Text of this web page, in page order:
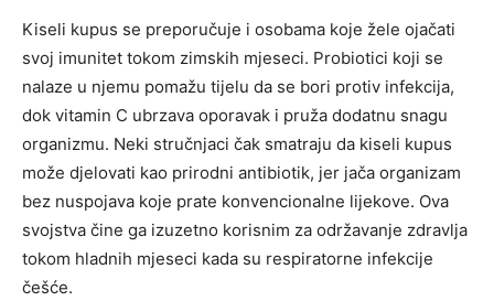
Kiseli kupus se preporučuje i osobama koje žele ojačati
svoj imunitet tokom zimskih mjeseci. Probiotici koji se
nalaze u njemu pomažu tijelu da se bori protiv infekcija,
dok vitamin C ubrzava oporavak i pruža dodatnu snagu
organizmu. Neki stručnjaci čak smatraju da kiseli kupus
može djelovati kao prirodni antibiotik, jer jača organizam
bez nuspojava koje prate konvencionalne lijekove. Ova
svojstva čine ga izuzetno korisnim za održavanje zdravlja
tokom hladnih mjeseci kada su respiratorne infekcije
češće.